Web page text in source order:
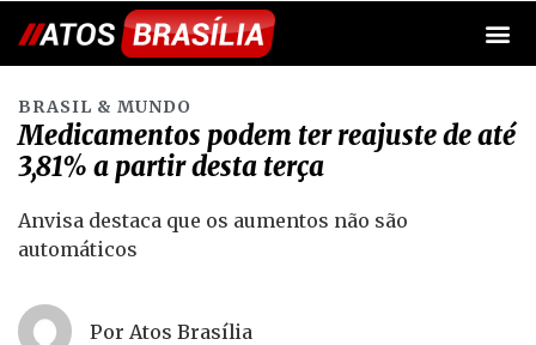
BRASIL & MUNDO
Medicamentos podem ter reajuste de até
3,81% a partir desta terça
Anvisa destaca que os aumentos não são
automáticos
Por Atos Brasília